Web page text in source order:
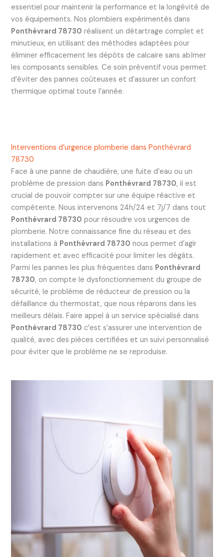
essentiel pour maintenir la performance et la longévité de
vos équipements. Nos plombiers expérimentés dans
Ponthévrard 78730 réalisent un détartrage complet et
minutieux, en utilisant des méthodes adaptées pour
éliminer efficacement les dépôts de calcaire sans abîmer
les composants sensibles. Ce soin préventif vous permet
d’éviter des pannes coûteuses et d’assurer un confort
thermique optimal toute l’année.
Interventions d’urgence plomberie dans Ponthévrard
78730
Face à une panne de chaudière, une fuite d’eau ou un
problème de pression dans Ponthévrard 78730, il est
crucial de pouvoir compter sur une équipe réactive et
compétente. Nous intervenons 24h/24 et 7j/7 dans tout
Ponthévrard 78730 pour résoudre vos urgences de
plomberie. Notre connaissance fine du réseau et des
installations à Ponthévrard 78730 nous permet d’agir
rapidement et avec efficacité pour limiter les dégâts.
Parmi les pannes les plus fréquentes dans Ponthévrard
78730, on compte le dysfonctionnement du groupe de
sécurité, le problème de réducteur de pression ou la
défaillance du thermostat, que nous réparons dans les
meilleurs délais. Faire appel à un service spécialisé dans
Ponthévrard 78730 c’est s’assurer une intervention de
qualité, avec des pièces certifiées et un suivi personnalisé
pour éviter que le problème ne se reproduise.